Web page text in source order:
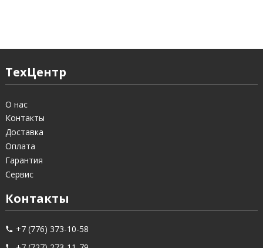
ТехЦентр
О нас
Контакты
Доставка
Оплата
Гарантия
Сервис
Контакты
+7 (776) 373-10-58